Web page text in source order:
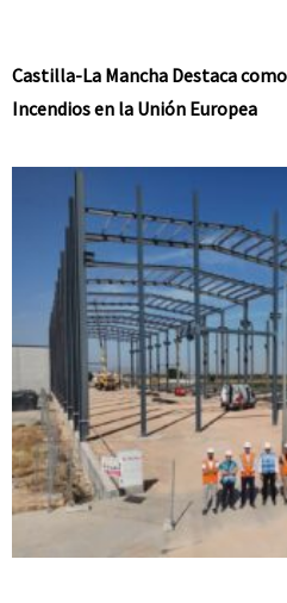
Castilla-La Mancha Destaca
Incendios en la Unión Europea